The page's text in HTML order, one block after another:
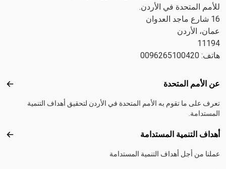
للأمم المتحدة في الأردن.
16 شارع ماجد العدوان
عمان، الأردن
11194
هاتف: 0096265100420
Footer menu
عن الأمم المتحدة عن
تعرف على ما تقوم به الأمم المتحدة في الأردن لتحقيق أهداف التنمية
المستدامة.
أهداف التنمية المستدامة
عملنا من أجل أهداف التنمية المستدامة